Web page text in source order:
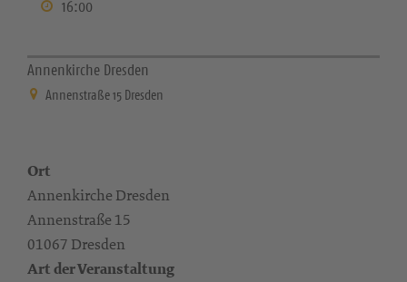
16:00
Annenkirche Dresden
Annenstraße 15 Dresden
Ort
Annenkirche Dresden
Annenstraße 15
01067 Dresden
Art der Veranstaltung